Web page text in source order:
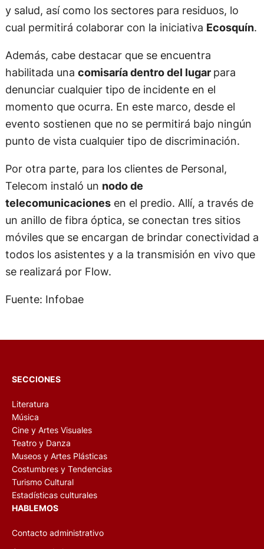
y salud, así como los sectores para residuos, lo
cual permitirá colaborar con la iniciativa Ecosquín.
Además, cabe destacar que se encuentra
habilitada una comisaría dentro del lugar para
denunciar cualquier tipo de incidente en el
momento que ocurra. En este marco, desde el
evento sostienen que no se permitirá bajo ningún
punto de vista cualquier tipo de discriminación.
Por otra parte, para los clientes de Personal,
Telecom instaló un nodo de
telecomunicacionesen el predio. Allí, a través de
un anillo de fibra óptica, se conectan tres sitios
móviles que se encargan de brindar conectividad a
todos los asistentes y a la transmisión en vivo que
se realizará por Flow.
Fuente: Infobae
SECCIONES
Literatura
Música
Cine y Artes Visuales
Teatro y Danza
Museos y Artes Plásticas
Costumbres y Tendencias
Turismo Cultural
Estadísticas culturales
HABLEMOS
Contacto administrativo